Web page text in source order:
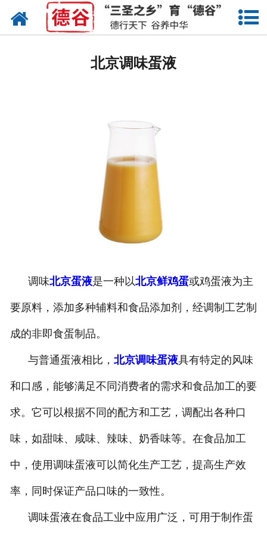
网站首页
北京茶叶蛋
北京蛋壳粉
北京溏心蛋
北京鸡蛋干
北京煎蛋
北京调味蛋液
调味北京蛋液是一种以北京鲜鸡蛋或鸡蛋液为主
要原料，添加多种辅料和食品添加剂，经调制工艺制
成的非即食蛋制品。
与普通蛋液相比， 北京调味蛋液具有特定的风味
和口感，能够满足不同消费者的需求和食品加工的要
求。它可以根据不同的配方和工艺，调配出各种口
味，如甜味、咸味、辣味、奶香味等。在食品加工
中，使用调味蛋液可以简化生产工艺，提高生产效
率，同时保证产品口味的一致性。
调味蛋液在食品工业中应用广泛，可用于制作蛋